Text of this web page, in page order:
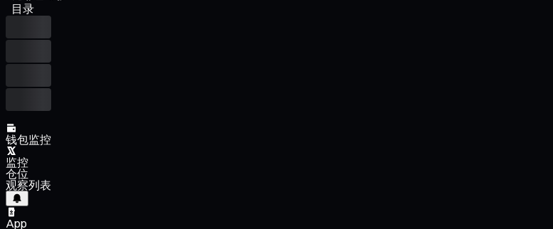
目录
钱包监控
监控
仓位
观察列表
App